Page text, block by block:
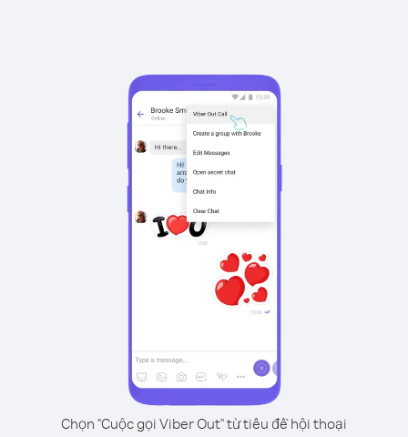
Chọn "Cuộc gọi Viber Out" từ tiêu đề hội thoại